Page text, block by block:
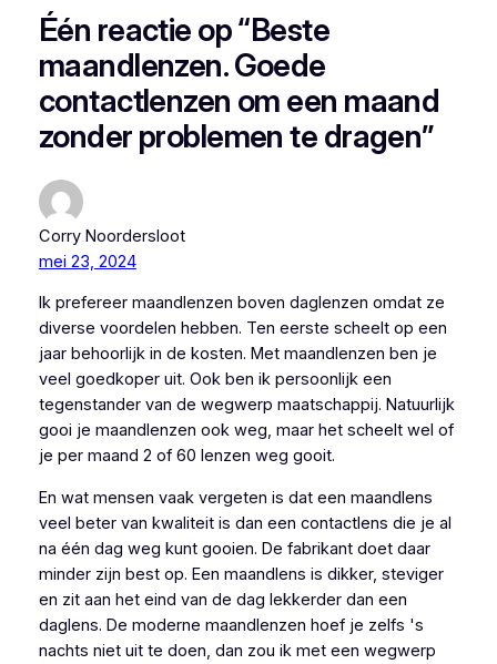
Één reactie op “Beste
maandlenzen. Goede
contactlenzen om een maand
zonder problemen te dragen”
Corry Noordersloot
mei 23, 2024
Ik prefereer maandlenzen boven daglenzen omdat ze
diverse voordelen hebben. Ten eerste scheelt op een
jaar behoorlijk in de kosten. Met maandlenzen ben je
veel goedkoper uit. Ook ben ik persoonlijk een
tegenstander van de wegwerp maatschappij. Natuurlijk
gooi je maandlenzen ook weg, maar het scheelt wel of
je per maand 2 of 60 lenzen weg gooit.
En wat mensen vaak vergeten is dat een maandlens
veel beter van kwaliteit is dan een contactlens die je al
na één dag weg kunt gooien. De fabrikant doet daar
minder zijn best op. Een maandlens is dikker, steviger
en zit aan het eind van de dag lekkerder dan een
daglens. De moderne maandlenzen hoef je zelfs 's
nachts niet uit te doen, dan zou ik met een wegwerp